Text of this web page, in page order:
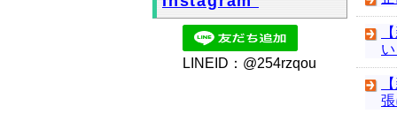
LINEID：@254rzqou